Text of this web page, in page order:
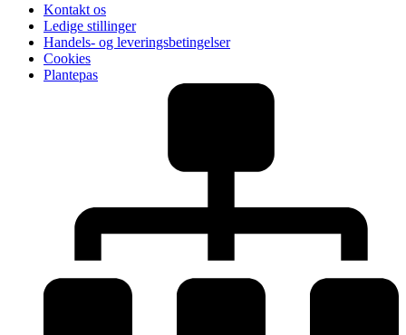
Kontakt os
Ledige stillinger
Handels- og leveringsbetingelser
Cookies
Plantepas